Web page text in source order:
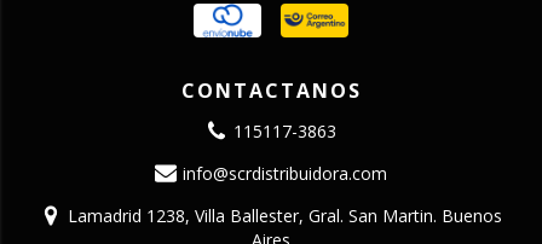
CONTACTANOS
115117-3863
info@scrdistribuidora.com
Lamadrid 1238, Villa Ballester, Gral. San Martin. Buenos